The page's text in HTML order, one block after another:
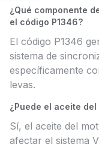
¿Qué componente
el código P1346?
El código P1346
sistema de
específicamente
levas.
¿Puede el aceite
Sí, el aceite del
afectar el sistema